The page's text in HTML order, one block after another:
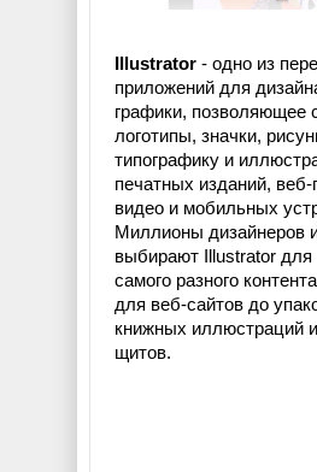
Illustrator - одно из
приложений для
графики, позволяющее
логотипы, значки,
типографику и
печатных изданий, веб-
видео и мобильных
Миллионы дизайнеров
выбирают Illustrator для
самого разного
для веб-сайтов до
книжных иллюстраций
щитов.